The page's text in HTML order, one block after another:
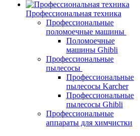
Профессиональная техника
Профессиональные
поломоечные машины
Поломоечные
машины Ghibli
Профессиональные
пылесосы
Профессиональные
пылесосы Karcher
Профессиональные
пылесосы Ghibli
Профессиональные
аппараты для химчистки